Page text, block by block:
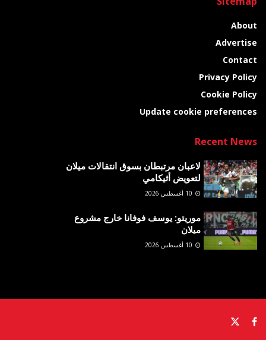
About
Advertise
Contact
Privacy Policy
Cookie Policy
Update cookie preferences
Recent News
لاعبان مرتبطان بسوق انتقالات ميلان
لتعويض أثيكامي
موريتو: يوسف فوفانا خارج مشروع
ميلان